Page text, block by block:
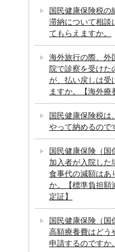
国民健康保険税の
滞納について相談
てもらえますか。
海外旅行の際、外
院で診察を受けた
が、払い戻しは受
ますか。【海外療
国民健康保険税は
やって納めるので
国民健康保険（国
加入者が入院した
食事代の減額はあ
か。【標準負担額
定証】
国民健康保険（国
高額療養費はどう
申請するのですか。